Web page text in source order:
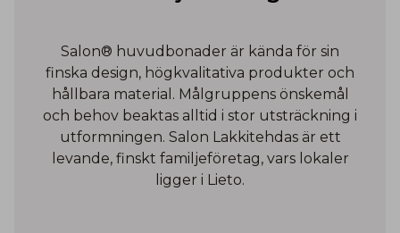
Salon® huvudbonader är kända för sin
finska design, högkvalitativa produkter och
hållbara material. Målgruppens önskemål
och behov beaktas alltid i stor utsträckning i
utformningen. Salon Lakkitehdas är ett
levande, finskt familjeföretag, vars lokaler
ligger i Lieto.